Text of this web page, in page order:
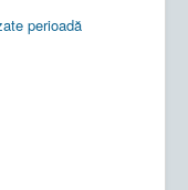
perioadă